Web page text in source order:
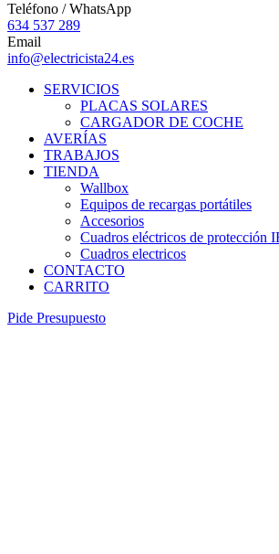
Teléfono / WhatsApp
634 537 289
Email
info@electricista24.es
SERVICIOS
PLACAS SOLARES
CARGADOR DE COCHE
AVERÍAS
TRABAJOS
TIENDA
Wallbox
Equipos de recargas portátiles
Accesorios
Cuadros eléctricos de protección
Cuadros electricos
CONTACTO
CARRITO
Pide Presupuesto